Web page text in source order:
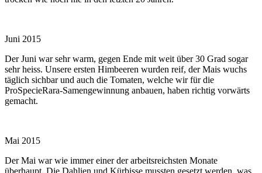
Juni 2015
Der Juni war sehr warm, gegen Ende mit weit über 30 Grad sogar
sehr heiss. Unsere ersten Himbeeren wurden reif, der Mais wuchs
täglich sichbar und auch die Tomaten, welche wir für die
ProSpecieRara-Samengewinnung anbauen, haben richtig vorwärts
gemacht.
Mai 2015
Der Mai war wie immer einer der arbeitsreichsten Monate
überhaupt. Die Dahlien und Kürbisse mussten gesetzt werden, was